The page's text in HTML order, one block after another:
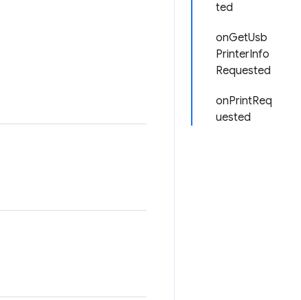
ted
onGetUsb
PrinterInfo
Requested
onPrintReq
uested